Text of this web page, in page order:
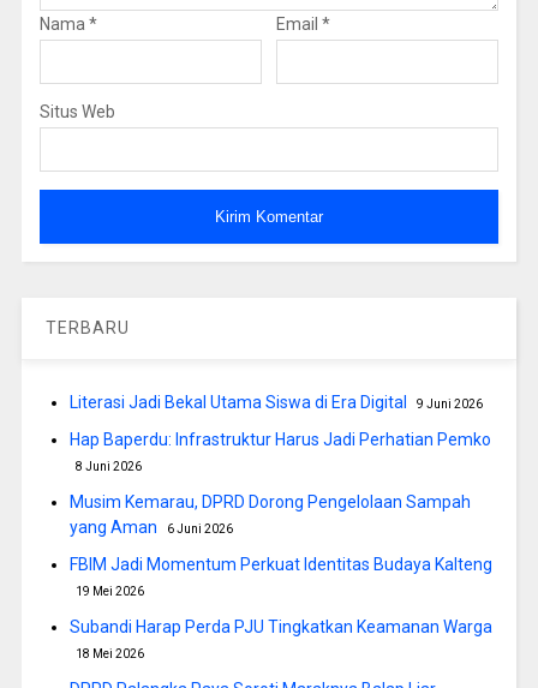
Nama* Email *
Situs Web
TERBARU
Literasi Jadi Bekal Utama Siswa di Era Digital 9 Juni 2026
Hap Baperdu: Infrastruktur Harus Jadi Perhatian Pemko
8 Juni 2026
Musim Kemarau, DPRD Dorong Pengelolaan Sampah
yang Aman
6 Juni 2026
FBIM Jadi Momentum Perkuat Identitas Budaya Kalteng
19 Mei 2026
Subandi Harap Perda PJU Tingkatkan Keamanan Warga
18 Mei 2026